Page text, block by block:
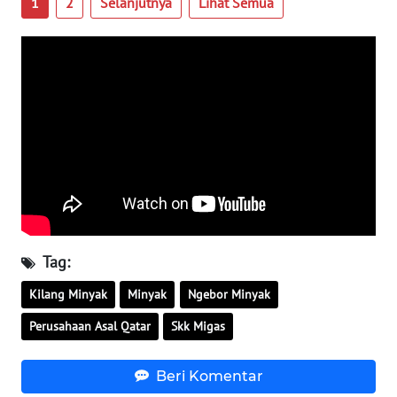
Tag:
Kilang Minyak Minyak Ngebor Minyak
Perusahaan Asal Qatar Skk Migas
Beri Komentar
SULTENG
SUMBAR
WN
SUMSEL
WN
BENGKULU
WN